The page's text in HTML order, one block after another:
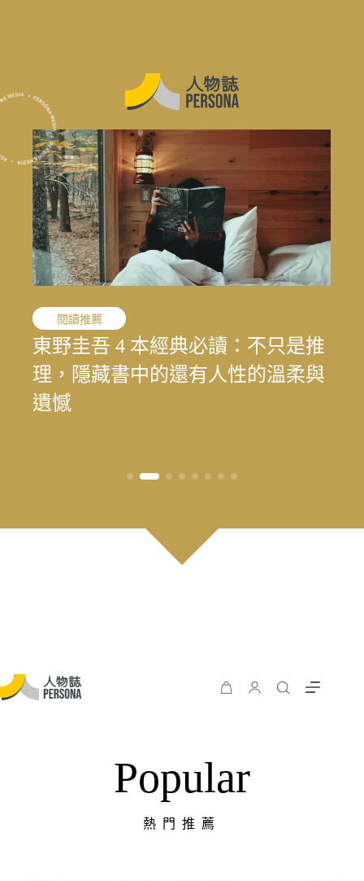
花蓮震後專題
結合地方創生與文化生態的永續旅
遊 重塑花蓮觀光新模式
職人精神
「我的課題不是變成女人，而是成
為我喜歡的自己」——最美律師樂
樂（陳漢章）的 40 年修課
閱讀推薦
東野圭吾 4 本經典必讀：不只是推
理，隱藏書中的還有人性的溫柔與
遺憾
敘事醫學
寫下病房裡沒說出口的心情：林口
長庚醫院兒童過敏氣喘風溼科主治
醫師林思偕，談書寫與渴望被理解
職人精神
文史收藏家劉國煒，在泛黃文史資
料中，續留臺灣樂壇過往風華
演藝人生
一雙鼓棒敲過一甲子，「台灣鼓
王」黃瑞豐見證臺灣主流音樂的時
代更迭
媒體先鋒
王小棣：從問題學生到臺灣影視推
手，始終相信人的可能
花蓮震後專題
太魯閣按下暫停鍵後，花蓮觀光何
時再現榮景？震後兩年，觀光與永
續發展的轉型考題
花蓮震後專題
結合地方創生與文化生態的永續旅
遊 重塑花蓮觀光新模式
職人精神
「我的課題不是變成女人，而是成
為我喜歡的自己」——最美律師樂
樂（陳漢章）的 40 年修課
Popular
熱門推薦